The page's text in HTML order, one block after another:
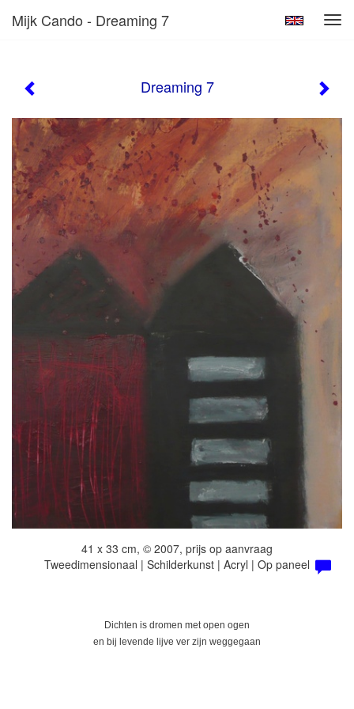
Mijk Cando - Dreaming 7
Dreaming 7
41 x 33 cm, © 2007, prijs op aanvraag
Tweedimensionaal | Schilderkunst | Acryl | Op paneel
Dichten is dromen met open ogen
en bij levende lijve ver zijn weggegaan